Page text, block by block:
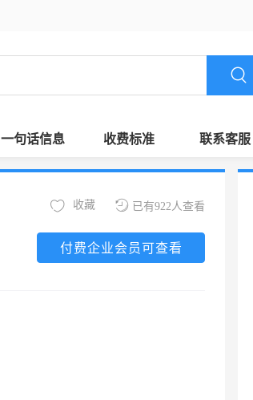
一句话信息 收费标准 联系客服
已有922人查看
收藏
付费企业会员可查看